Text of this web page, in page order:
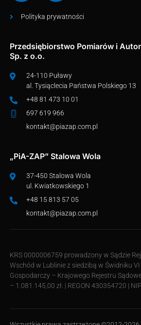
Polityka prywatności
Przedsiębiorstwo Pomiarów i
Sp. z o.o.
24-110 Puławy
al. Tysiąclecia Państwa Polskiego 13
+48 81 473 10 01
697 619 966
kontakt@piazap.com.pl
„PiA-ZAP” Stalowa Wola
37-450 Stalowa Wola
ul. Kwiatkowskiego 1
+48 15 813 57 05
kontakt@piazap.com.pl
KRS 0000006759 prowadzony w Sądzie
Wschód w Lublinie z siedzibą w Świdniku VI
Gospodarczy – Krajowego Rejestru
– 1.081.145,00 zł. | REGON 430354720 |